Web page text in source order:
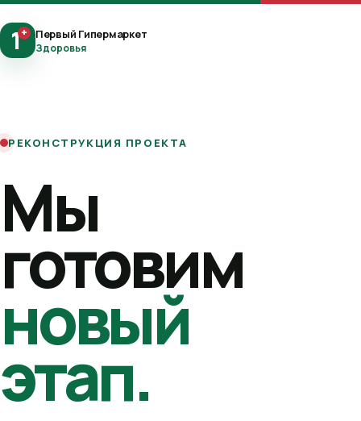
1+ Первый Гипермаркет
Здоровья
РЕКОНСТРУКЦИЯ ПРОЕКТА
Мы
готовим
новый
этап.